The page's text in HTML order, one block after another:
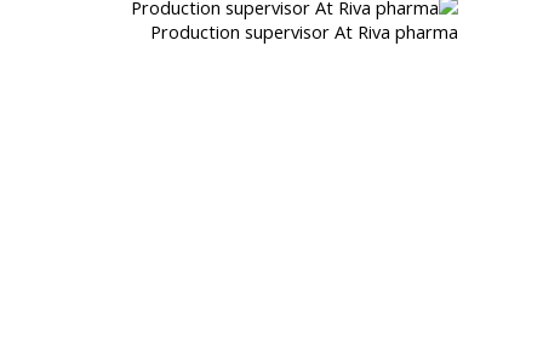
Production supervisor At Riva pharma